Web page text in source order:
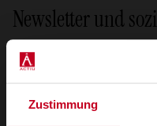
Zustimmung
Newsletter und
Produktivität neu
Email-Newsletter